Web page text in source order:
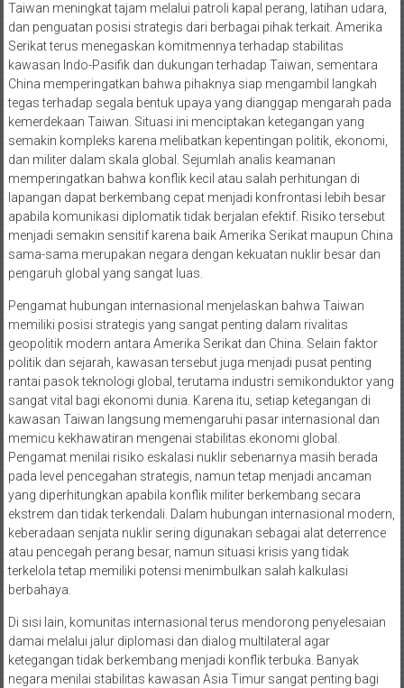
Taiwan meningkat tajam melalui patroli kapal perang, latihan udara,
dan penguatan posisi strategis dari berbagai pihak terkait. Amerika
Serikat terus menegaskan komitmennya terhadap stabilitas
kawasan Indo-Pasifik dan dukungan terhadap Taiwan, sementara
China memperingatkan bahwa pihaknya siap mengambil langkah
tegas terhadap segala bentuk upaya yang dianggap mengarah pada
kemerdekaan Taiwan. Situasi ini menciptakan ketegangan yang
semakin kompleks karena melibatkan kepentingan politik, ekonomi,
dan militer dalam skala global. Sejumlah analis keamanan
memperingatkan bahwa konflik kecil atau salah perhitungan di
lapangan dapat berkembang cepat menjadi konfrontasi lebih besar
apabila komunikasi diplomatik tidak berjalan efektif. Risiko tersebut
menjadi semakin sensitif karena baik Amerika Serikat maupun China
sama-sama merupakan negara dengan kekuatan nuklir besar dan
pengaruh global yang sangat luas.
Pengamat hubungan internasional menjelaskan bahwa Taiwan
memiliki posisi strategis yang sangat penting dalam rivalitas
geopolitik modern antara Amerika Serikat dan China. Selain faktor
politik dan sejarah, kawasan tersebut juga menjadi pusat penting
rantai pasok teknologi global, terutama industri semikonduktor yang
sangat vital bagi ekonomi dunia. Karena itu, setiap ketegangan di
kawasan Taiwan langsung memengaruhi pasar internasional dan
memicu kekhawatiran mengenai stabilitas ekonomi global.
Pengamat menilai risiko eskalasi nuklir sebenarnya masih berada
pada level pencegahan strategis, namun tetap menjadi ancaman
yang diperhitungkan apabila konflik militer berkembang secara
ekstrem dan tidak terkendali. Dalam hubungan internasional modern,
keberadaan senjata nuklir sering digunakan sebagai alat deterrence
atau pencegah perang besar, namun situasi krisis yang tidak
terkelola tetap memiliki potensi menimbulkan salah kalkulasi
berbahaya.
Di sisi lain, komunitas internasional terus mendorong penyelesaian
damai melalui jalur diplomasi dan dialog multilateral agar
ketegangan tidak berkembang menjadi konflik terbuka. Banyak
negara menilai stabilitas kawasan Asia Timur sangat penting bagi